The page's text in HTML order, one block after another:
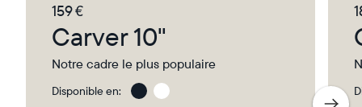
159 €
Carver 10"
Notre cadre le plus populaire
Disponible en:
Gravel